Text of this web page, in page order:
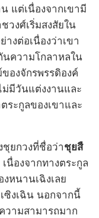
แต่เนื่องจากเขามี
วงศ์เริ่มสงสัยใน
งต่อเนื่องว่าเขา
นความโกลาหลใน
องจักรพรรดิองค์
ม่มีวันแต่งงานและ
ระกูลของเขาและ
ชุยกวงที่ชื่อว่าชุยสื
นื่องจากทางตระกูล
หนานเฉิงเลย
ซิงเฉิน นอกจากนี้
วามสามารถมาก